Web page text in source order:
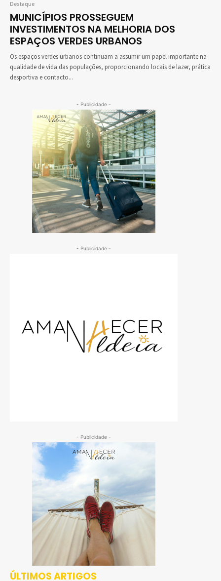
Destaque
MUNICÍPIOS PROSSEGUEM
INVESTIMENTOS NA MELHORIA DOS
ESPAÇOS VERDES URBANOS
Os espaços verdes urbanos continuam a assumir um papel importante na
qualidade de vida das populações, proporcionando locais de lazer, prática
desportiva e contacto...
- Publicidade -
- Publicidade -
- Publicidade -
ÚLTIMOS ARTIGOS